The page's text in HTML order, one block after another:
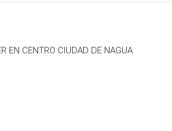
EN CENTRO CIUDAD DE NAGUA